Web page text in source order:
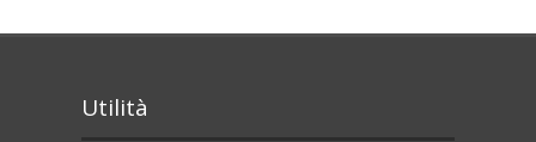
Utilità